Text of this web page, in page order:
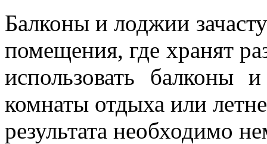
Балконы и лоджии
помещения, где хранят
использовать балконы
комнаты отдыха или
результата необходимо